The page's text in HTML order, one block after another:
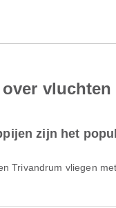
zijn het
Trivandrum vliegen met